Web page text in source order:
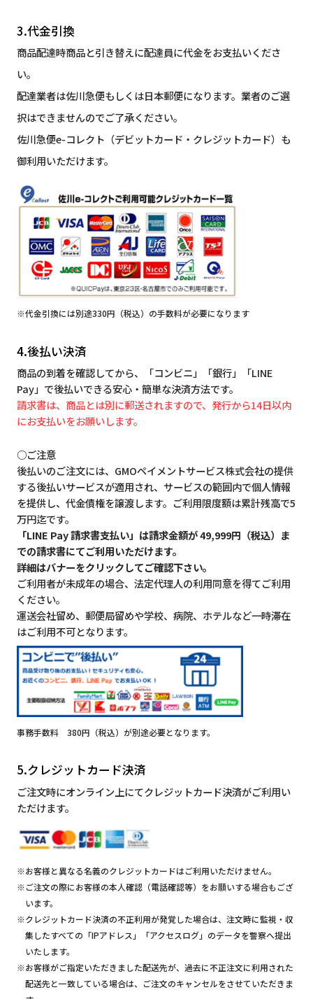
3.代金引換
商品配達時商品と引き替えに配達員に代金をお支払いくださ
い。
配達業者は佐川急便もしくは日本郵便になります。業者のご選
択はできませんのでご了承ください。
佐川急便e-コレクト（デビットカード・クレジットカード）も
御利用いただけます。
※代金引換には別途330円（税込）の手数料が必要になります
4.後払い決済
商品の到着を確認してから、「コンビニ」「銀行」「LINE
Pay」で後払いできる安心・簡単な決済方法です。
請求書は、商品とは別に郵送されますので、発行から14日以内
にお支払いをお願いします。
○ご注意
後払いのご注文には、GMOペイメントサービス株式会社の提供
する後払いサービスが適用され、サービスの範囲内で個人情報
を提供し、代金債権を譲渡します。ご利用限度額は累計残高で5
万円迄です。
「LINE Pay 請求書支払い」は請求金額が 49,999円（税込）ま
での請求書にてご利用いただけます。
詳細はバナーをクリックしてご確認下さい。
ご利用者が未成年の場合、法定代理人の利用同意を得てご利用
ください。
運送会社留め、郵便局留めや学校、病院、ホテルなど一時滞在
はご利用不可となります。
事務手数料 380円（税込）が別途必要となります。
5.クレジットカード決済
ご注文時にオンライン上にてクレジットカード決済がご利用い
ただけます。
※お客様と異なる名義のクレジットカードはご利用いただけません。
※ご注文の際にお客様の本人確認（電話確認等）をお願いする場合もござ
います。
※クレジットカード決済の不正利用が発覚した場合は、注文時に監視・収
集したすべての「IPアドレス」「アクセスログ」のデータを警察へ提出
いたします。
※お客様がご指定いただきました配送先が、過去に不正注文に利用された
配送先と一致している場合は、ご注文のキャンセルをさせていただきま